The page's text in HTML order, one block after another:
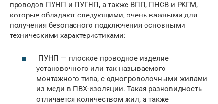
проводов ПУHП и ПУГHП, а также ВПП, ПHCB и PKГM,
которые обладают следующими, очень важными для
получения безопасного подключения основными
техническими характеристиками:
ПУНП — плоское проводное изделие
установочного или так называемого
монтажного типа, с однопроволочными жилами
из меди в ПВХ-изоляции. Такая разновидность
отличается количеством жил, а также